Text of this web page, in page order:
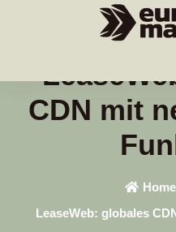
CDN mit
Home
LeaseWeb: globales